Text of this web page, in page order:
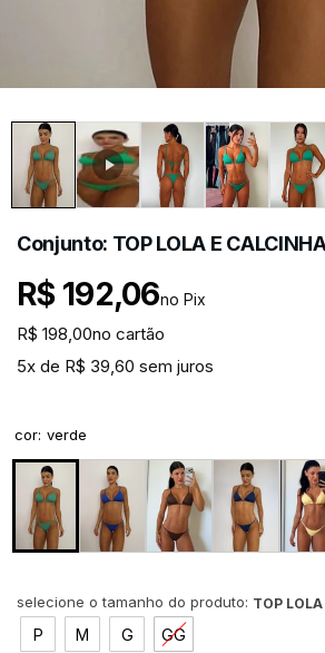
Conjunto: TOP LOLA E
R$ 192,06no Pix
R$ 198,00no cartão
5x de R$ 39,60 sem juros
cor: verde
TOP
P M G GG